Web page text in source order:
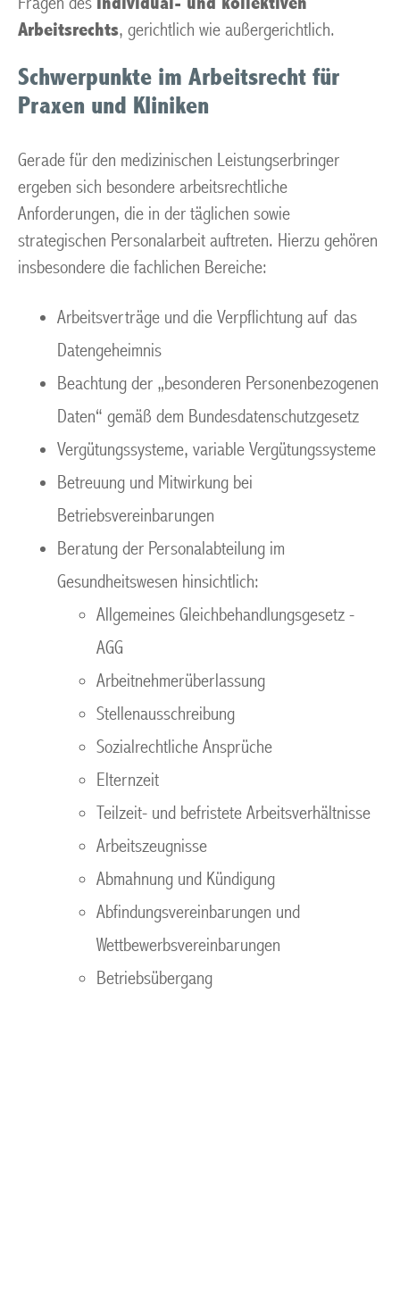
Arbeitsrechts, gerichtlich wie außergerichtlich.
Schwerpunkte im Arbeitsrecht für
Praxen und Kliniken
Gerade für den medizinischen Leistungserbringer
ergeben sich besondere arbeitsrechtliche
Anforderungen, die in der täglichen sowie
strategischen Personalarbeit auftreten. Hierzu gehören
insbesondere die fachlichen Bereiche:
Arbeitsverträge und die Verpflichtung auf das
Datengeheimnis
Beachtung der „besonderen Personenbezogenen
Daten“ gemäß dem Bundesdatenschutzgesetz
Vergütungssysteme, variable Vergütungssysteme
Betreuung und Mitwirkung bei
Betriebsvereinbarungen
Beratung der Personalabteilung im
Gesundheitswesen hinsichtlich:
Allgemeines Gleichbehandlungsgesetz -
AGG
Arbeitnehmerüberlassung
Stellenausschreibung
Sozialrechtliche Ansprüche
Elternzeit
Teilzeit- und befristete Arbeitsverhältnisse
Arbeitszeugnisse
Abmahnung und Kündigung
Abfindungsvereinbarungen und
Wettbewerbsvereinbarungen
Betriebsübergang